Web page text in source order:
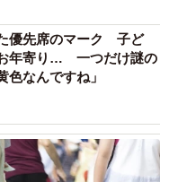
優先席のマーク 子ど
年寄り… 一つだけ謎の
色なんですね」